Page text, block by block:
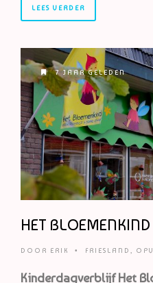
LEES VERDER
7 JAAR GELEDEN
HET BLOEMENKIND
DOOR ERIK • FRIESLAND
Kinderdagverblijf Het